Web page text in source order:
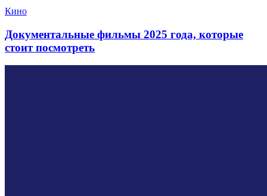
Кино
Документальные фильмы 2025 года, которые
стоит посмотреть